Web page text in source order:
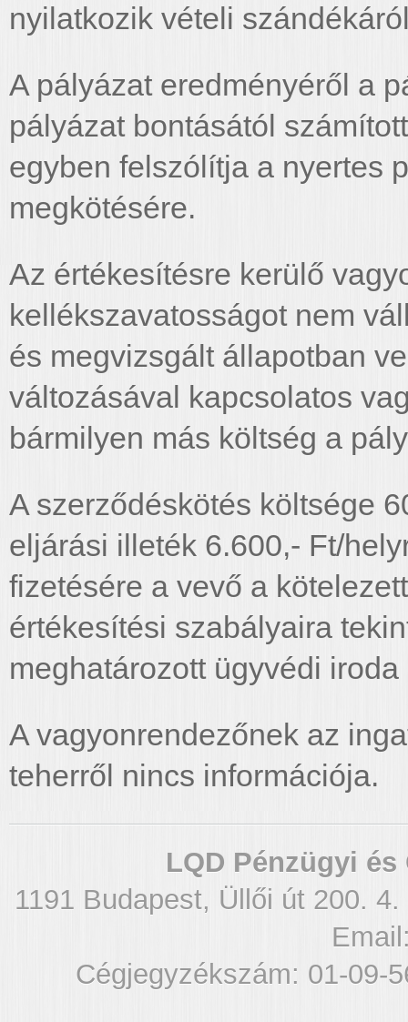
nyilatkozik vételi
A pályázat eredményéről a
pályázat bontásától
egyben felszólítja a nyertes
megkötésére.
Az értékesítésre kerülő
kellékszavatosságot nem
és megvizsgált állapotban
változásával kapcsolatos
bármilyen más költség a
A szerződéskötés költsége
eljárási illeték 6.600,- Ft/
fizetésére a vevő a
értékesítési szabályaira
meghatározott ügyvédi
A vagyonrendezőnek az
teherről nincs információja.
LQD Pénzügyi
1191 Budapest, Üllői út 200.
Cégjegyzékszám: 01-09-